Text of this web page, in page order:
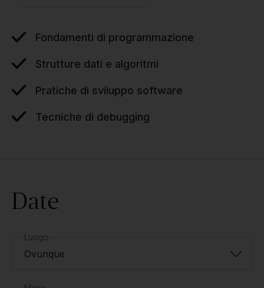
Fondamenti di programmazione
Strutture dati e algoritmi
Pratiche di sviluppo software
Tecniche di debugging
Date
Luogo
Ovunque